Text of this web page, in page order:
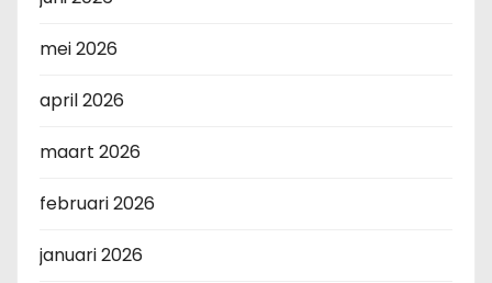
mei 2026
april 2026
maart 2026
februari 2026
januari 2026